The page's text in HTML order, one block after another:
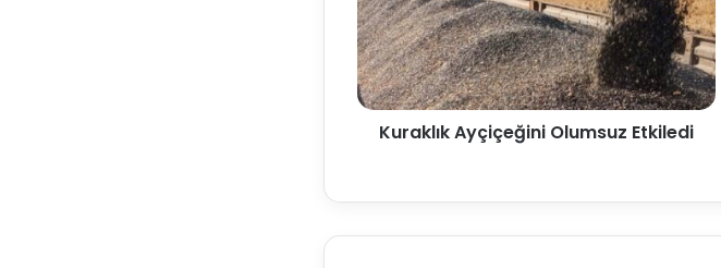
Kuraklık Ayçiçeğini Olumsuz Etkiledi